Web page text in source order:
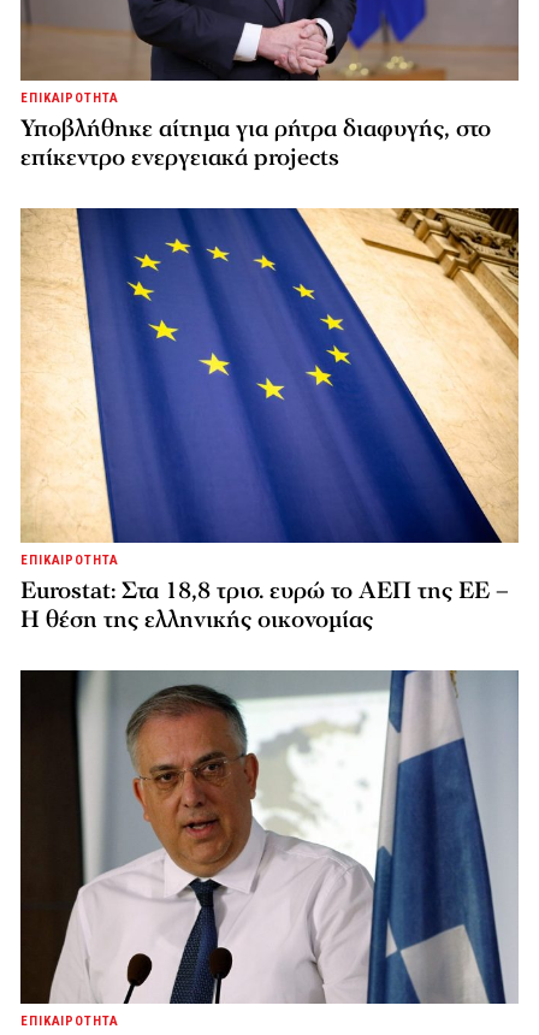
ΕΠΙΚΑΙΡΟΤΗΤΑ
Υποβλήθηκε αίτημα για ρήτρα διαφυγής, στο
επίκεντρο ενεργειακά projects
ΕΠΙΚΑΙΡΟΤΗΤΑ
Eurostat: Στα 18,8 τρισ. ευρώ το ΑΕΠ της ΕΕ –
Η θέση της ελληνικής οικονομίας
ΕΠΙΚΑΙΡΟΤΗΤΑ